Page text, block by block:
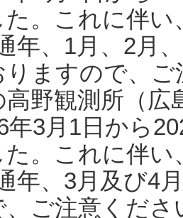
。これに伴い
年、1月、2月
りますので、
野観測所（
年3月1日から
。これに伴い
年、3月及び4
、ご注意くだ